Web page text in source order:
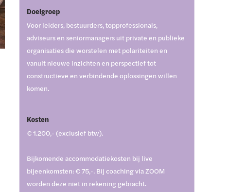
Doelgroep
Voor leiders, bestuurders, topprofessionals,
adviseurs en seniormanagers uit private en publieke
organisaties die worstelen met polariteiten en
vanuit nieuwe inzichten en perspectief tot
constructieve en verbindende oplossingen willen
komen.
Kosten
€ 1.200,- (exclusief btw).
Bijkomende accommodatiekosten bij live
bijeenkomsten: € 75,-. Bij coaching via ZOOM
worden deze niet in rekening gebracht.